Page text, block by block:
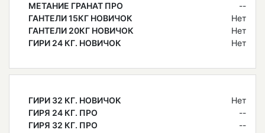
МЕТАНИЕ ГРАНАТ ПРО
--
ГАНТЕЛИ 15КГ НОВИЧОК
Нет
ГАНТЕЛИ 20КГ НОВИЧОК
Нет
ГИРИ 24 КГ. НОВИЧОК
Нет
ГИРИ 32 КГ. НОВИЧОК
Нет
ГИРЯ 24 КГ. ПРО
--
ГИРЯ 32 КГ. ПРО
--